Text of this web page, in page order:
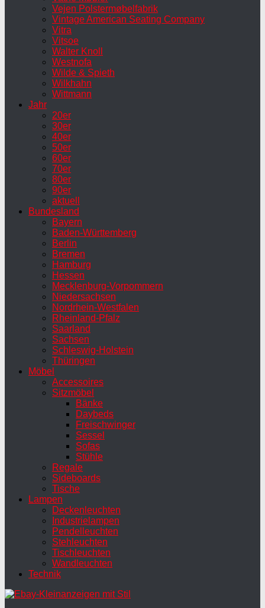
Vejen Polstermøbelfabrik
Vintage American Seating Company
Vitra
Vitsoe
Walter Knoll
Westnofa
Wilde & Spieth
Wilkhahn
Wittmann
Jahr
20er
30er
40er
50er
60er
70er
80er
90er
aktuell
Bundesland
Bayern
Baden-Württemberg
Berlin
Bremen
Hamburg
Hessen
Mecklenburg-Vorpommern
Niedersachsen
Nordrhein-Westfalen
Rheinland-Pfalz
Saarland
Sachsen
Schleswig-Holstein
Thüringen
Möbel
Accessoires
Sitzmöbel
Bänke
Daybeds
Freischwinger
Sessel
Sofas
Stühle
Regale
Sideboards
Tische
Lampen
Deckenleuchten
Industrielampen
Pendelleuchten
Stehleuchten
Tischleuchten
Wandleuchten
Technik